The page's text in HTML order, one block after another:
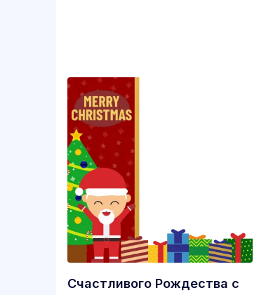
Счастливого Рождества с